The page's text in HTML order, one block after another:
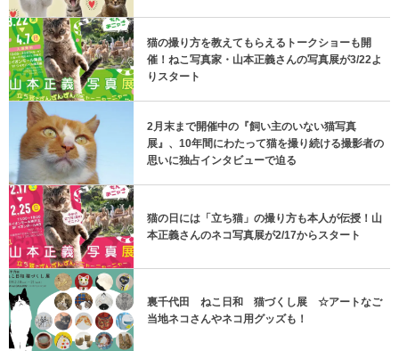
猫の撮り方を教えてもらえるトークショーも開
催！ねこ写真家・山本正義さんの写真展が3/22よ
りスタート
2月末まで開催中の『飼い主のいない猫写真
展』、10年間にわたって猫を撮り続ける撮影者の
思いに独占インタビューで迫る
猫の日には「立ち猫」の撮り方も本人が伝授！山
本正義さんのネコ写真展が2/17からスタート
裏千代田 ねこ日和 猫づくし展 ☆アートなご
当地ネコさんやネコ用グッズも！